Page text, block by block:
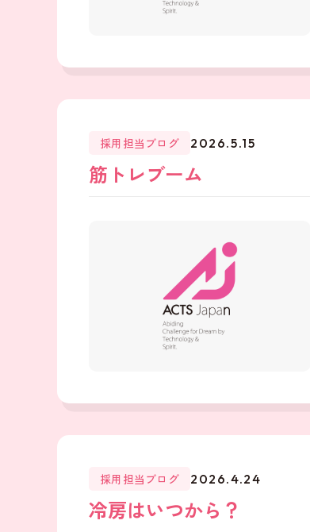
採用担当ブログ 2026.5.15
筋トレブーム
採用担当ブログ 2026.4.24
冷房はいつから？